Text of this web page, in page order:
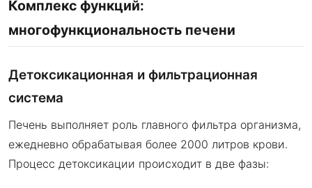
Комплекс функций:
многофункциональность печени
Детоксикационная и фильтрационная
система
Печень выполняет роль главного фильтра организма,
ежедневно обрабатывая более 2000 литров крови.
Процесс детоксикации происходит в две фазы: